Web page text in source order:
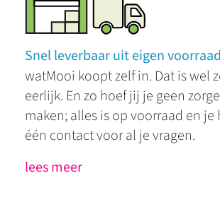
Snel leverbaar uit eigen voorraad
watMooi koopt zelf in. Dat is wel
eerlijk. En zo hoef jij je geen
maken; alles is op voorraad en je
één contact voor al je vragen.
lees meer